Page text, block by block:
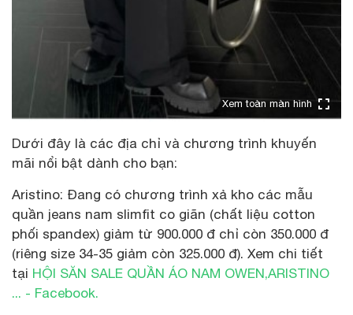
Xem toàn màn hình
Dưới đây là các địa chỉ và chương trình khuyến
mãi nổi bật dành cho bạn:
Aristino: Đang có chương trình xả kho các mẫu
quần jeans nam slimfit co giãn (chất liệu cotton
phối spandex) giảm từ 900.000 đ chỉ còn 350.000 đ
(riêng size 34-35 giảm còn 325.000 đ). Xem chi tiết
tại HỘI SĂN SALE QUẦN ÁO NAM OWEN,ARISTINO
... - Facebook.